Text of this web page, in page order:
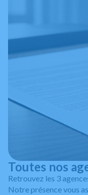
Toutes nos
Retrouvez les 3
Notre présence vous